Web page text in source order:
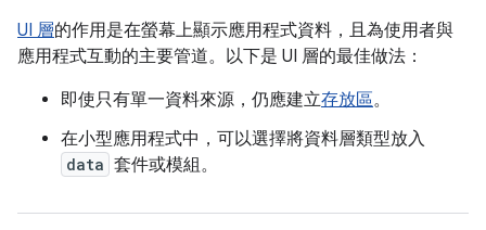
UI 層的作用是在螢幕上顯示應用程式資料，且為使用者與
應用程式互動的主要管道。以下是 UI 層的最佳做法：
即使只有單一資料來源，仍應建立存放區。
在小型應用程式中，可以選擇將資料層類型放入
data 套件或模組。